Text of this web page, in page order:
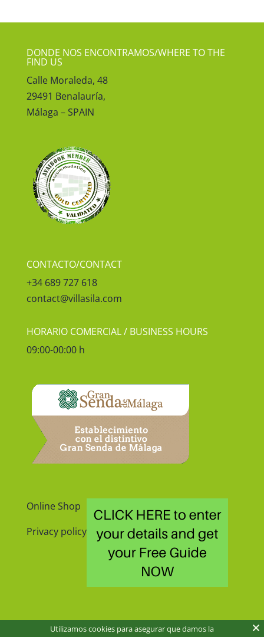
DONDE NOS ENCONTRAMOS/WHERE TO THE
FIND US
Calle Moraleda, 48
29491 Benalauría,
Málaga – SPAIN
CONTACTO/CONTACT
+34 689 727 618
contact@villasila.com
HORARIO COMERCIAL / BUSINESS HOURS
09:00-00:00 h
Online Shop
Privacy policy
Utilizamos cookies para asegurar que damos la